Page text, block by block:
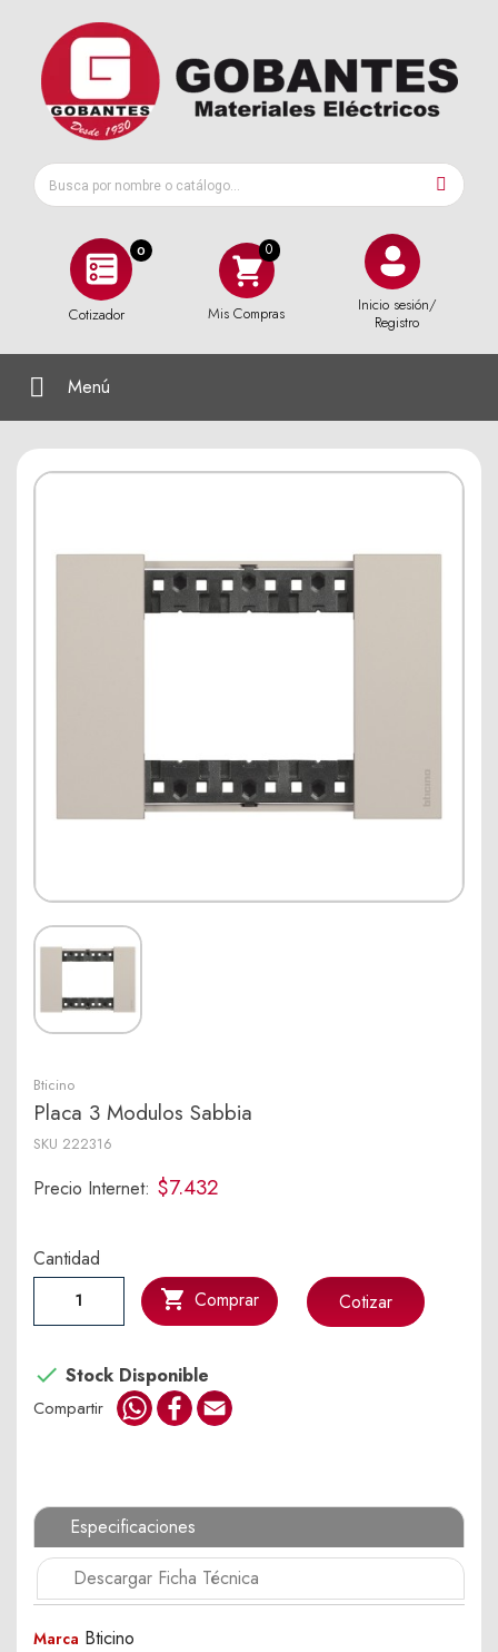
0
Cotizador Mis Compras
Inicio sesión/
Registro
Menú
Bticino
Placa 3 Modulos Sabbia
SKU 222316
Precio Internet: $7.432
Cantidad
 Comprar
 Stock Disponible
Cotizar
Compartir WhatsApp
Facebook
Especificaciones
Descargar Ficha Técnica
Marca Bticino